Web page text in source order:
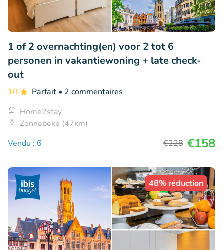
1 of 2 overnachting(en) voor 2 tot 6
personen in vakantiewoning + late check-
out
10 Parfait • 2 commentaires
Home2stay
Zonnebeke (47km)
Vendu : 6
€228 €158
48% réduction